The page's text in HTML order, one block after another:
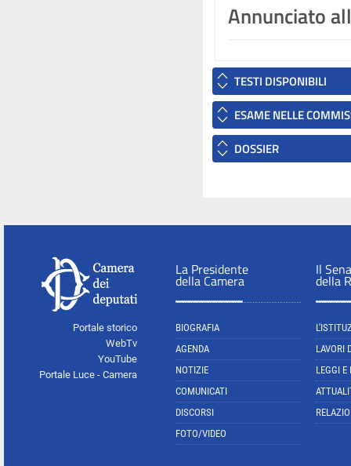
Annunciato
TESTI DISPONIBILI
ESAME NELLE
DOSSIER
Portale storico
WebTv
YouTube
Portale Luce - Camera
La Presidente
della Camera
BIOGRAFIA
AGENDA
NOTIZIE
COMUNICATI
DISCORSI
FOTO/VIDEO
Il
della
LAVORI
LEGGI E